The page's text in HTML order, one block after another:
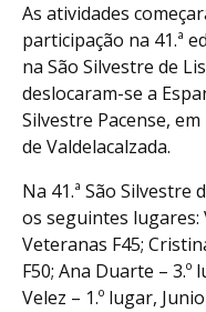
As atividades
participação na 41.ª
na São Silvestre de
deslocaram-se a
Silvestre Pacense,
de Valdelacalzada.
Na 41.ª São Silvestre
os seguintes lugares:
Veteranas F45;
F50; Ana Duarte – 3.º
Velez – 1.º lugar,